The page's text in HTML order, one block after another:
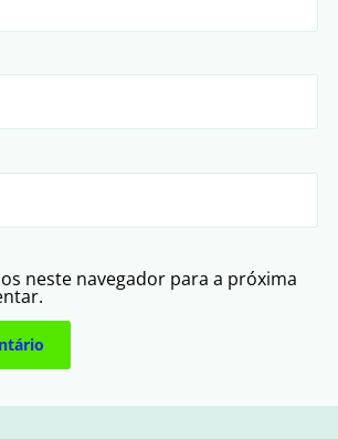
neste navegador para a próxima